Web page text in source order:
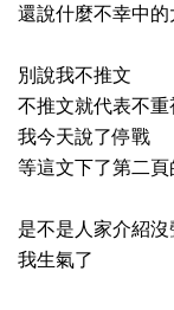
還說什麼不幸中的
別說我不推文
不推文就代表不重
我今天說了停戰
等這文下了第二
是不是人家介紹
我生氣了